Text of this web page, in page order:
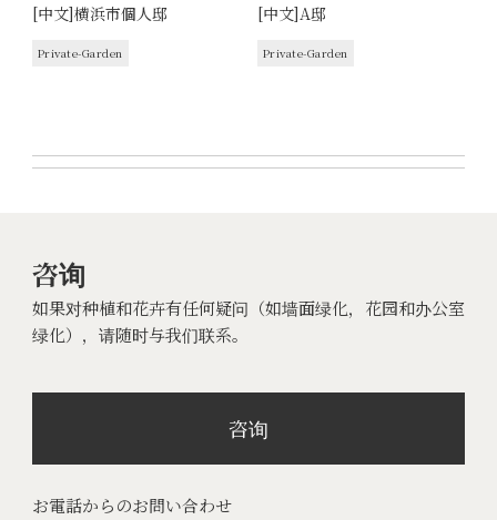
[中文]横浜市個人邸
Private-Garden
[中文]A邸
Private-Garden
咨询
如果对种植和花卉有任何疑问（如墙面绿化，花园和办公室
绿化），请随时与我们联系。
咨询
お電話からのお問い合わせ